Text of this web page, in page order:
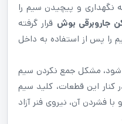
نگهداری و پیچیدن سیم را
جاروبرقی بوش قرار گرفته
را پس از استفاده به داخل
مشکل جمع نکردن سیم
این قطعات، کلید سیم
فشردن آن، نیروی فنر آزاد